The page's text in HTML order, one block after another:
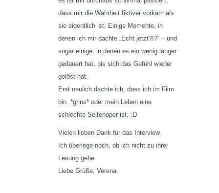
dass mir die Wahrheit fiktiver vorkam als
sie eigentlich ist. Einige Momente, in
denen ich mir dachte „Echt jetzt?!?“ – und
sogar einige, in denen es ein wenig länger
gedauert hat, bis sich das Gefühl wieder
gelöst hat.
Erst neulich dachte ich, dass ich im Film
bin. *grins* oder mein Leben eine
schlechte Seifenoper ist. :D
Vielen lieben Dank für das Interview.
Ich überlege noch, ob ich nicht zu ihrer
Lesung gehe.
Liebe Grüße, Verena.